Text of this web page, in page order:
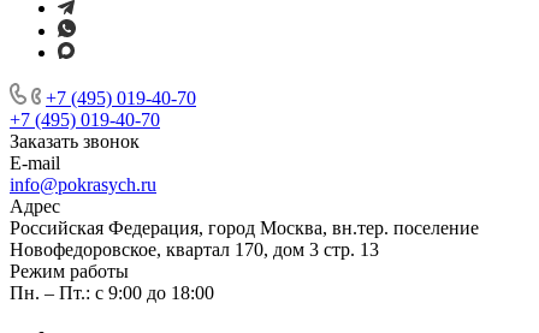
+7 (495) 019-40-70
+7 (495) 019-40-70
Заказать звонок
E-mail
info@pokrasych.ru
Адрес
Российская Федерация, город Москва, вн.тер. поселение
Новофедоровское, квартал 170, дом 3 стр. 13
Режим работы
Пн. – Пт.: с 9:00 до 18:00